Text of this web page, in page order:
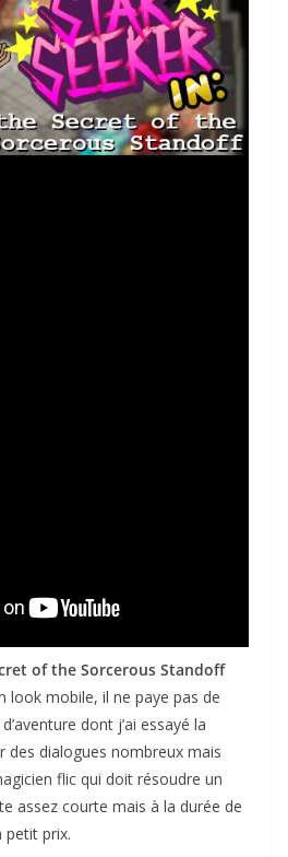
of the Sorcerous Standoff
look mobile, il ne paye pas de
dont j’ai essayé la
des dialogues nombreux mais
flic qui doit résoudre un
assez courte mais à la durée de
petit prix.